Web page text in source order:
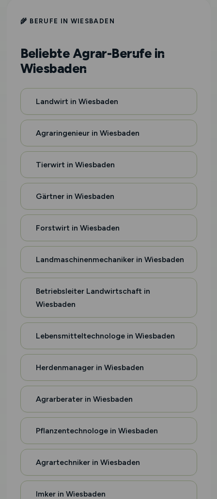
🌾 BERUFE IN WIESBADEN
Beliebte Agrar-Berufe in
Wiesbaden
Landwirt in Wiesbaden
Agraringenieur in Wiesbaden
Tierwirt in Wiesbaden
Gärtner in Wiesbaden
Forstwirt in Wiesbaden
Landmaschinenmechaniker in Wiesbaden
Betriebsleiter Landwirtschaft in
Wiesbaden
Lebensmitteltechnologe in Wiesbaden
Herdenmanager in Wiesbaden
Agrarberater in Wiesbaden
Pflanzentechnologe in Wiesbaden
Agrartechniker in Wiesbaden
Imker in Wiesbaden